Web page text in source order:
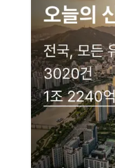
네
현재 네이버 지도 연
이용